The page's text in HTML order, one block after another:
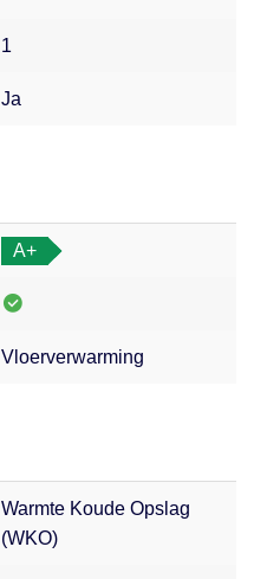
1
Ja
A+
Vloerverwarming
Warmte Koude Opslag
(WKO)